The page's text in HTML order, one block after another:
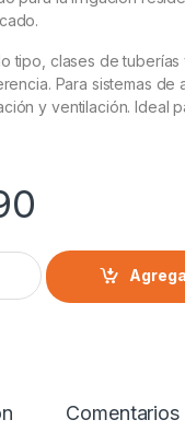
tipo, clases de tuberías
Para sistemas de
y ventilación. Ideal
Comentarios